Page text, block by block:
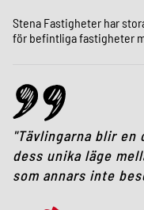
Stena Fastigheter har
för befintliga fastigheter
Tävlingarna blir en
dess unika läge
som annars inte